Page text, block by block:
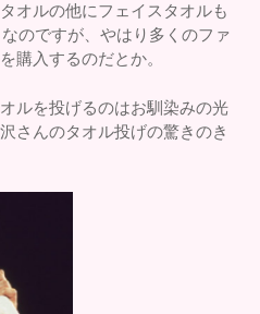
オルの他にフェイスタオルも
のですが、やはり多くのファ
購入するのだとか。
ルを投げるのはお馴染みの光
さんのタオル投げの驚きのき